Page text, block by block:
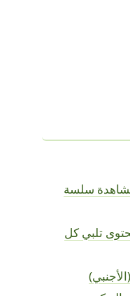
مشاهدة سلسة
تلبي كل